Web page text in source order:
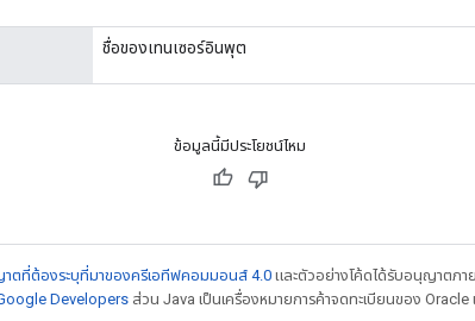
ชื่อของเทนเซอร์อินพุต
ข้อมูลนี้มีประโยชน์ไหม
ตที่ต้องระบุที่มาของครีเอทีฟคอมมอนส์ 4.0 และตัวอย่างโค้ดได้รับอนุญาตภา
Developers ส่วน Java เป็นเครื่องหมายการค้าจดทะเบียนของ